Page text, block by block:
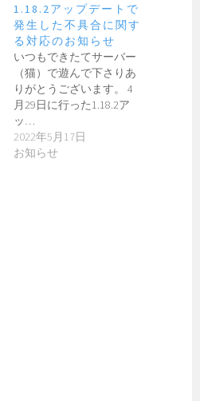
1.18.2アップデートで
発生した不具合に関す
る対応のお知らせ
いつもできたてサーバー
（猫）で遊んで下さりあ
りがとうございます。 4
月29日に行った1.18.2ア
ッ…
2022年5月17日
お知らせ